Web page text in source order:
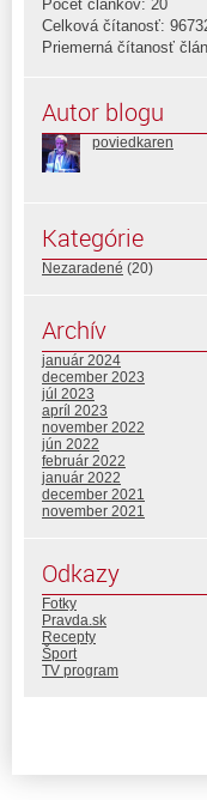
Počet článkov: 20
Celková čítanosť:
Priemerná čítanosť
Autor blogu
poviedkaren
Kategórie
Nezaradené (20)
Archív
január 2024
december 2023
júl 2023
apríl 2023
november 2022
jún 2022
február 2022
január 2022
december 2021
november 2021
Odkazy
Fotky
Pravda.sk
Recepty
Šport
TV program